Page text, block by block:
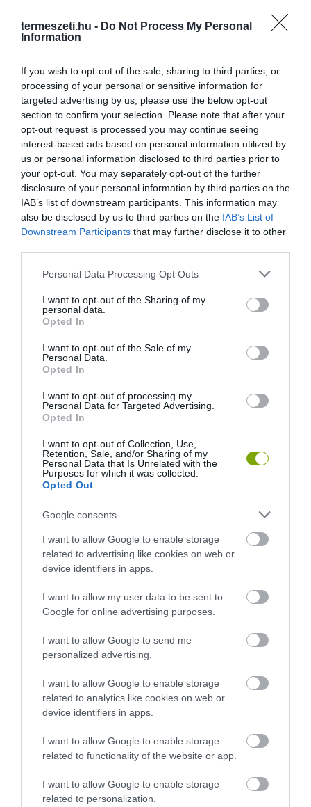
termeszeti.hu - Do Not Process My Personal
Information
If you wish to opt-out of the sale, sharing to third parties, or
processing of your personal or sensitive information for
targeted advertising by us, please use the below opt-out
section to confirm your selection. Please note that after your
opt-out request is processed you may continue seeing
interest-based ads based on personal information utilized by
us or personal information disclosed to third parties prior to
your opt-out. You may separately opt-out of the further
disclosure of your personal information by third parties on the
IAB’s list of downstream participants. This information may
also be disclosed by us to third parties on the IAB’s List of
Downstream Participants that may further disclose it to other
Please note that this website/app uses one or more Google
not limited to your visit or usage behaviour. You may click to
grant or deny consent to Google and its third-party tags to
use your data for below specified purposes in below Google
consent section.
Personal Data Processing Opt Outs
I want to opt-out of the Sharing of my
personal data.
Opted In
I want to opt-out of the Sale of my
Personal Data.
Opted In
I want to opt-out of processing my
Personal Data for Targeted Advertising.
Opted In
I want to opt-out of Collection, Use,
Retention, Sale, and/or Sharing of my
Personal Data that Is Unrelated with the
Purposes for which it was collected.
Opted Out
Google consents
I want to allow Google to enable storage
related to advertising like cookies on web or
device identifiers in apps.
I want to allow my user data to be sent to
Google for online advertising purposes.
I want to allow Google to send me
personalized advertising.
I want to allow Google to enable storage
related to analytics like cookies on web or
device identifiers in apps.
I want to allow Google to enable storage
related to functionality of the website or app.
I want to allow Google to enable storage
related to personalization.
ELŐZŐ CIKK
ALIG NÉHÁNY MÉTER HOSSZAN TEKEREGNEK A VILÁG
LEGRÖVIDEBB FOLYÓI
KÖVETKEZŐ CIKK
KOPASZ NYUSZI LOPTA EL AZ INTERNETEZŐK SZÍVÉT
HASONLÓ ÉRDEKESSÉGEK
KIRÁNDULÁS PANNONHALMA
KÖRNYÉKÉN: TERMÉSZET,
SZŐLŐ ÉS KOMLÓ
2026-08-04
HŐKUPOLA MAGYARORSZÁG
FELETT: MI EZ A LÁTHATATLAN
A TERMÉSZET NEM SZERETI
AZ EGYHANGÚSÁGOT: A
ASZÁLY IDEJÉN IS OKOSABB
STRATÉGIA
A TUDÓSOK 262 ÚJ FAJT
KORAI MÉG MINDENTUDÓNAK
HINNI MAGUNKAT